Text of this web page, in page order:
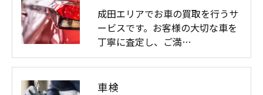
成田エリアでお車の買取を行うサ
ービスです。お客様の大切な車を
丁寧に査定し、ご満…
車検